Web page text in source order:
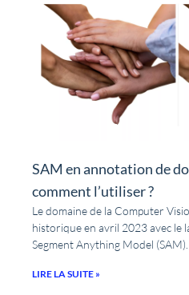
SAM en annotation de
comment l’utiliser ?
Le domaine de la Computer
historique en avril 2023 avec le
Segment Anything Model
LIRE LA SUITE »